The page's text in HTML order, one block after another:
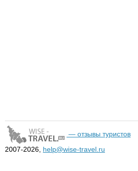
— отзывы туристов
2007-2026, help@wise-travel.ru